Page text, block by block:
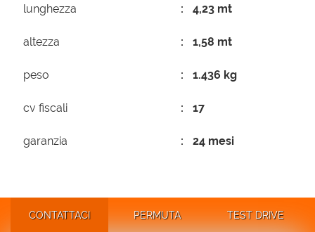
lunghezza 4,23 mt
altezza 1,58 mt
peso 1.436 kg
cv fiscali 17
garanzia 24 mesi
CONTATTACI PERMUTA TEST DRIVE